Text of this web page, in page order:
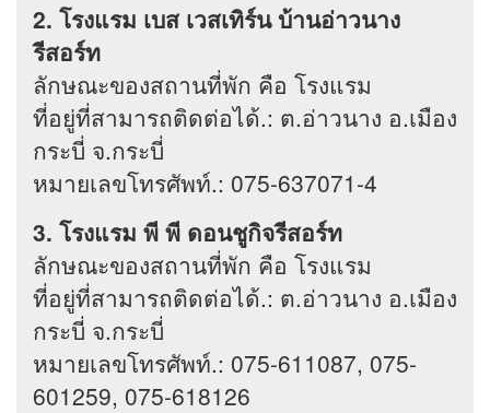
2. โรงแรม เบส เวสเทิร์น บ้านอ่าวนาง
รีสอร์ท
ลักษณะของสถานที่พัก คือ โรงแรม
ที่อยู่ที่สามารถติดต่อได้.: ต.อ่าวนาง อ.เมือง
กระบี่ จ.กระบี่
หมายเลขโทรศัพท์.: 075-637071-4
3. โรงแรม พี พี ดอนชูกิจรีสอร์ท
ลักษณะของสถานที่พัก คือ โรงแรม
ที่อยู่ที่สามารถติดต่อได้.: ต.อ่าวนาง อ.เมือง
กระบี่ จ.กระบี่
หมายเลขโทรศัพท์.: 075-611087, 075-
601259, 075-618126